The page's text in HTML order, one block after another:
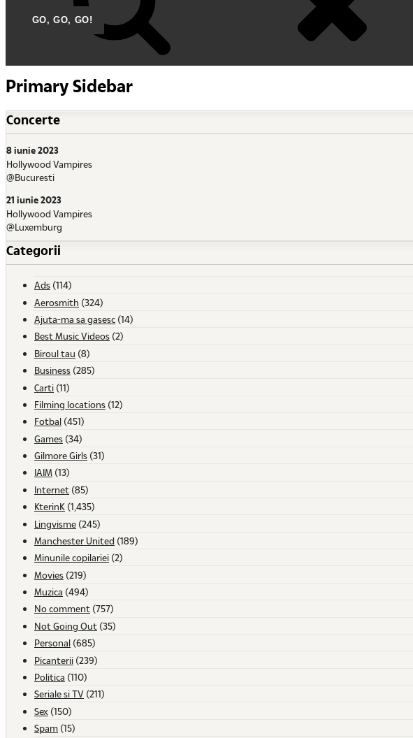
Primary Sidebar
Concerte
8 iunie 2023
Hollywood Vampires
@Bucuresti
21 iunie 2023
Hollywood Vampires
@Luxemburg
Categorii
Ads (114)
Aerosmith (324)
Ajuta-ma sa gasesc (14)
Best Music Videos (2)
Biroul tau (8)
Business (285)
Carti (11)
Filming locations (12)
Fotbal (451)
Games (34)
Gilmore Girls (31)
IAIM (13)
Internet (85)
KterinK (1,435)
Lingvisme (245)
Manchester United (189)
Minunile copilariei (2)
Movies (219)
Muzica (494)
No comment (757)
Not Going Out (35)
Personal (685)
Picanterii (239)
Politica (110)
Seriale si TV (211)
Sex (150)
Spam (15)